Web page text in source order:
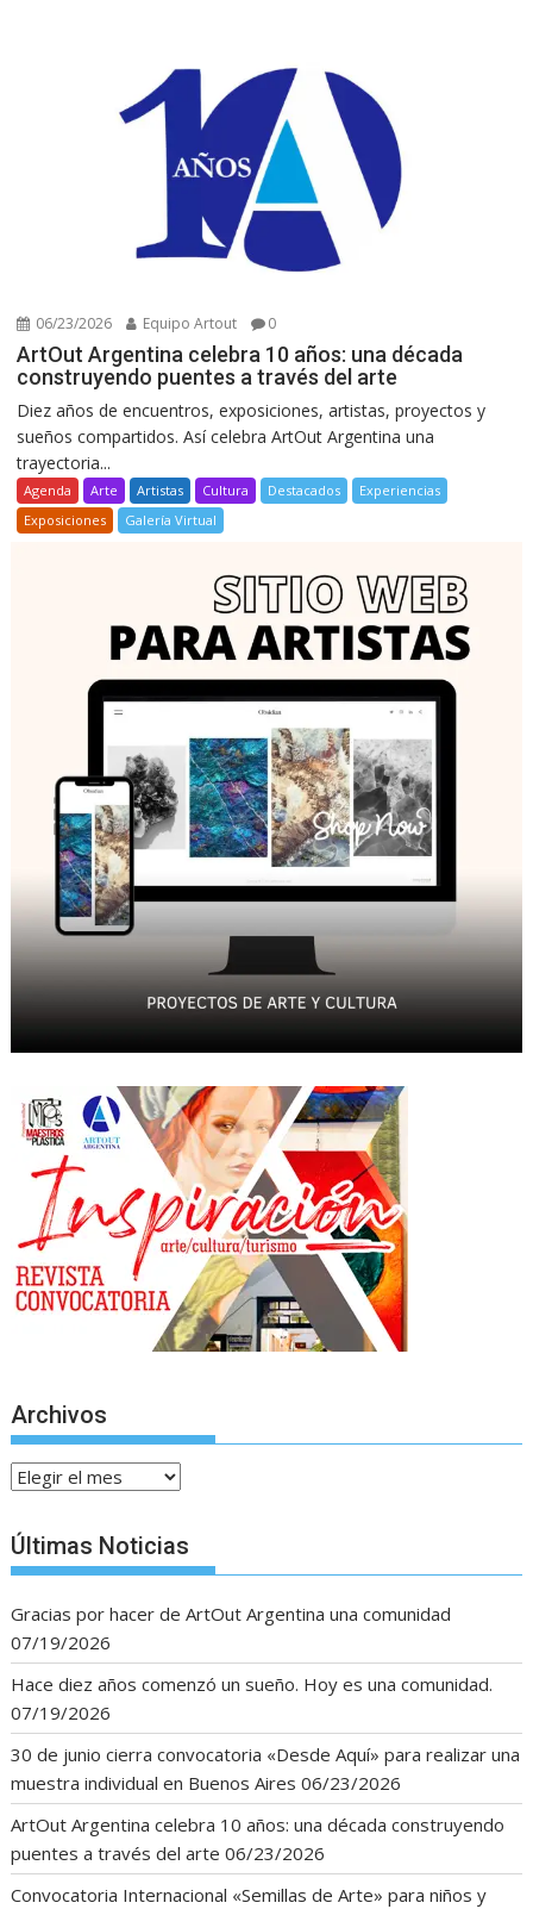
06/23/2026 Equipo Artout 0
ArtOut Argentina celebra 10 años: una década
construyendo puentes a través del arte
Diez años de encuentros, exposiciones, artistas, proyectos y
sueños compartidos. Así celebra ArtOut Argentina una
trayectoria...
Agenda Arte Artistas Cultura Destacados
Experiencias
Exposiciones
Galería Virtual
Archivos
Archivos
Últimas Noticias
Gracias por hacer de ArtOut Argentina una comunidad
07/19/2026
Hace diez años comenzó un sueño. Hoy es una comunidad.
07/19/2026
30 de junio cierra convocatoria «Desde Aquí» para realizar una
muestra individual en Buenos Aires 06/23/2026
ArtOut Argentina celebra 10 años: una década construyendo
puentes a través del arte 06/23/2026
Convocatoria Internacional «Semillas de Arte» para niños y